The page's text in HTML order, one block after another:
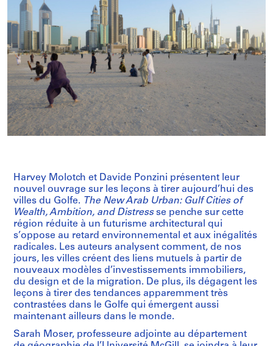
Harvey Molotch et Davide Ponzini présentent leur
nouvel ouvrage sur les leçons à tirer aujourd’hui des
villes du Golfe. The New Arab Urban: Gulf Cities of
Wealth, Ambition, and Distressse penche sur cette
région réduite à un futurisme architectural qui
s’oppose au retard environnemental et aux inégalités
radicales. Les auteurs analysent comment, de nos
jours, les villes créent des liens mutuels à partir de
nouveaux modèles d’investissements immobiliers,
du design et de la migration. De plus, ils dégagent les
leçons à tirer des tendances apparemment très
contrastées dans le Golfe qui émergent aussi
maintenant ailleurs dans le monde.
Sarah Moser, professeure adjointe au département